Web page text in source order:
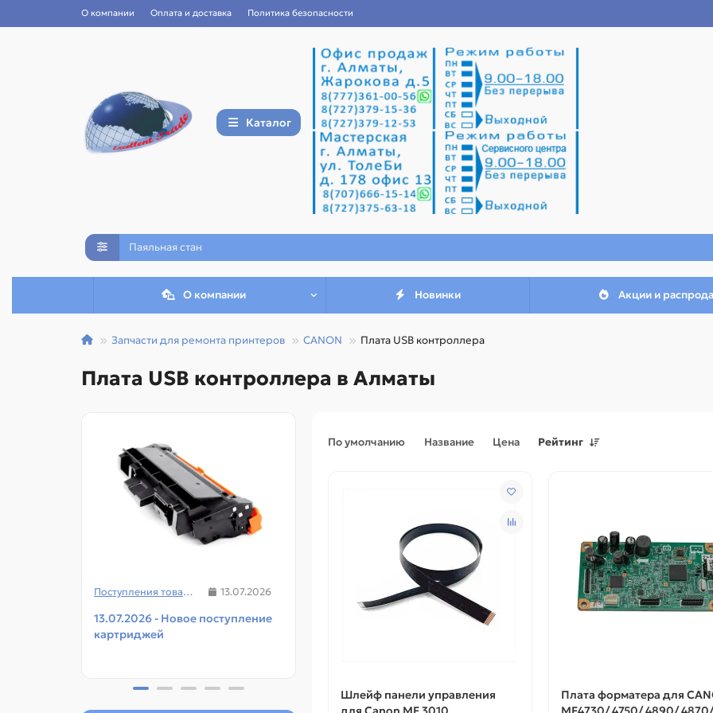
О компании Оплата и доставка Политика безопасности
Каталог
О компании Новинки Акции и
Запчасти для ремонта принтеров CANON Плата USB контроллера
Плата USB контроллера в Алматы
Поступления товаров 13.07.2026
13.07.2026 - Новое поступление
картриджей
Поступления товаров 08.07.2026
08.07.2026 - Новое поступление
Поступления товаров
По умолчанию Название Цена Рейтинг
Шлейф панели управления
Плата форматера для